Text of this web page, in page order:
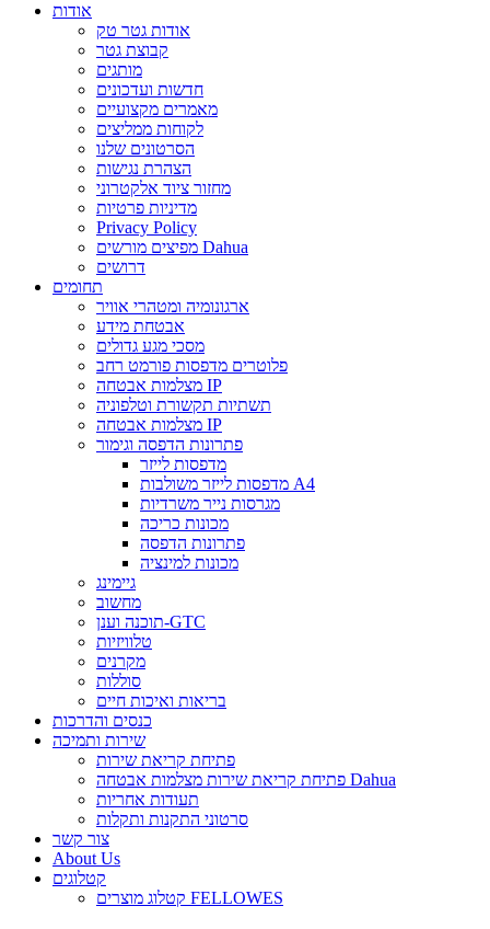
אודות
אודות גטר טק
קבוצת גטר
מותגים
חדשות ועדכונים
מאמרים מקצועיים
לקוחות ממליצים
הסרטונים שלנו
הצהרת נגישות
מחזור ציוד אלקטרוני
מדיניות פרטיות
Privacy Policy
מפיצים מורשים Dahua
דרושים
תחומים
ארגונומיה ומטהרי אוויר
אבטחת מידע
מסכי מגע גדולים
פלוטרים מדפסות פורמט רחב
מצלמות אבטחה IP
תשתיות תקשורת וטלפוניה
מצלמות אבטחה IP
פתרונות הדפסה וגימור
מדפסות לייזר
מדפסות לייזר משולבות A4
מגרסות נייר משרדיות
מכונות כריכה
פתרונות הדפסה
מכונות למינציה
גיימינג
מחשוב
תוכנה וענן-GTC
טלוויזיות
מקרנים
סוללות
בריאות ואיכות חיים
כנסים והדרכות
שירות ותמיכה
פתיחת קריאת שירות
פתיחת קריאת שירות מצלמות אבטחה Dahua
תעודות אחריות
סרטוני התקנות ותקלות
צור קשר
About Us
קטלוגים
קטלוג מוצרים FELLOWES